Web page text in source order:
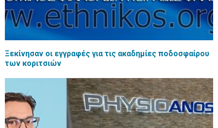
Ξεκίνησαν οι εγγραφές για τις ακαδημίες ποδοσφαίρου
των κοριτσιών